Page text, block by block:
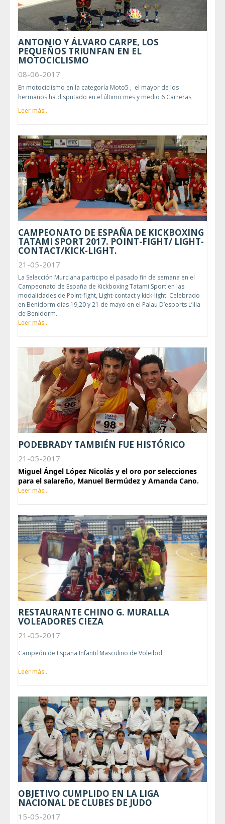
ANTONIO Y ÁLVARO CARPE, LOS
PEQUEÑOS TRIUNFAN EN EL
MOTOCICLISMO
08-06-2017
En motociclismo en la categoría Moto5 , el mayor de los
hermanos ha disputado en el último mes y medio 6 Carreras
Leer más...
CAMPEONATO DE ESPAÑA DE KICKBOXING
TATAMI SPORT 2017. POINT-FIGHT/ LIGHT-
CONTACT/KICK-LIGHT.
21-05-2017
La Selección Murciana participo el pasado fin de semana en el
Campeonato de España de Kickboxing Tatami Sport en las
modalidades de Point-fight, Light-contact y kick-light. Celebrado
en Benidorm días 19,20 y 21 de mayo en el Palau D’esports L’illa
de Benidorm.
Leer más...
PODEBRADY TAMBIÉN FUE HISTÓRICO
21-05-2017
Miguel Ángel López Nicolás y el oro por selecciones
para el salareño, Manuel Bermúdez y Amanda Cano.
Leer más...
RESTAURANTE CHINO G. MURALLA
VOLEADORES CIEZA
21-05-2017
Campeón de España Infantil Masculino de Voleibol
Leer más...
OBJETIVO CUMPLIDO EN LA LIGA
NACIONAL DE CLUBES DE JUDO
15-05-2017